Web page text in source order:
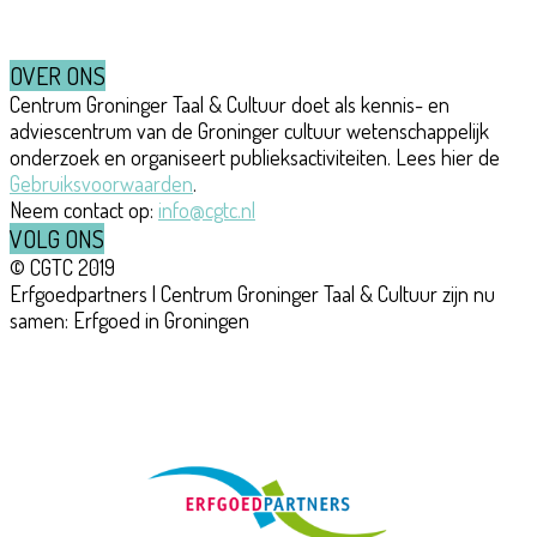
OVER ONS
Centrum Groninger Taal & Cultuur doet als kennis- en
adviescentrum van de Groninger cultuur wetenschappelijk
onderzoek en organiseert publieksactiviteiten. Lees hier de
Gebruiksvoorwaarden.
Neem contact op: info@cgtc.nl
VOLG ONS
© CGTC 2019
Erfgoedpartners | Centrum Groninger Taal & Cultuur zijn nu
samen: Erfgoed in Groningen